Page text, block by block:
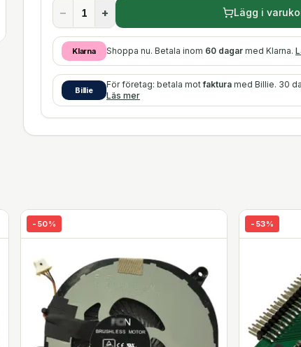
− + Lägg i
Klarna Shoppa nu. Betala inom 60 dagar med Klarna.
Billie
För företag: betala motfaktura med Billie. 30
Läs mer
- 50% - 53%